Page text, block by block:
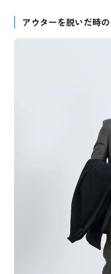
アウターを脱いだ時